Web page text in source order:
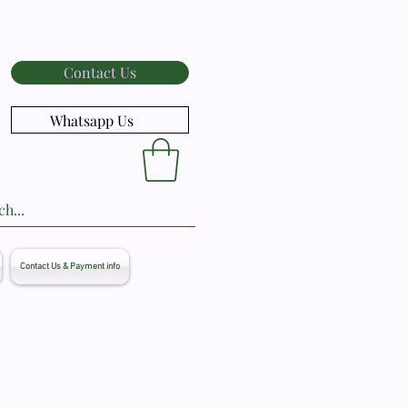
Contact Us
Whatsapp Us
Contact Us & Payment info